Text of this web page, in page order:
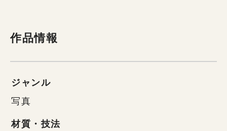
作品情報
ジャンル
写真
材質・技法